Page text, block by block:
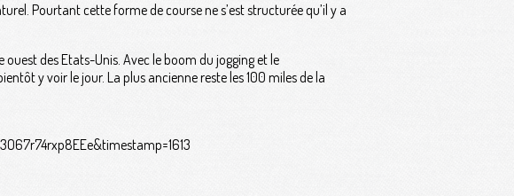
Pourtant cette forme de course ne s’est structurée qu’il y a
des Etats-Unis. Avec le boom du jogging et le
y voir le jour. La plus ancienne reste les 100 miles de la